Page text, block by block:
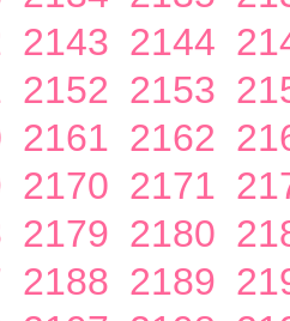
2143 2144
2152 2153
2161 2162
2170 2171
2179 2180
2188 2189